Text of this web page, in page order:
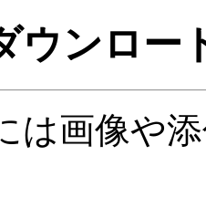
ウンロー
は画像や